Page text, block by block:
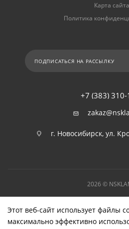
Карта сайта
Политика
ПОДПИСАТЬСЯ НА РАССЫЛКУ
+7 (383)
г. Новосибирск, ул.
2026 ©
Этот веб-сайт использует файлы
максимально эффективно